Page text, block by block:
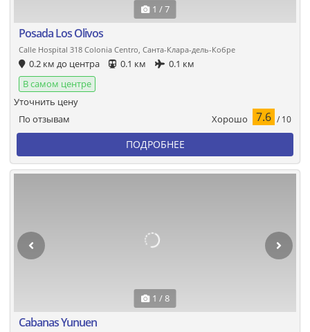
1 / 7
Posada Los Olivos
Calle Hospital 318 Colonia Centro, Санта-Клара-дель-Кобре
0.2 км до центра 0.1 км
0.1 км
В самом центре
По отзывам Хорошо 7.6 / 10
Уточнить цену
ПОДРОБНЕЕ
1 / 8
Cabanas Yunuen